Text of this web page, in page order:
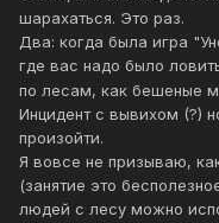
шарахаться. Это раз.
Два: когда была игра
где вас надо было
по лесам, как бешеные
Инцидент с вывихом (?)
произойти.
Я вовсе не призываю,
(занятие это
людей с лесу можно